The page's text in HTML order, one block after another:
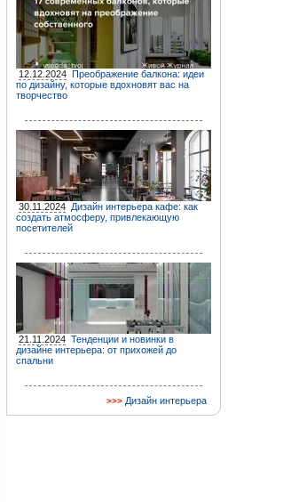
12.12.2024 Преображение балкона: идеи
по дизайну, которые вдохновят вас на
творчество
30.11.2024 Дизайн интерьера кафе: как
создать атмосферу, привлекающую
посетителей
21.11.2024 Тенденции и новинки в
дизайне интерьера: от прихожей до
спальни
Дизайн интерьера